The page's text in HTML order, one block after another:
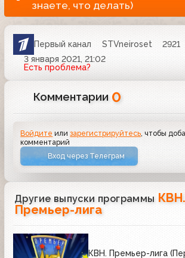
знаете, что делать)
Первый канал STVneiroset
2921
3 января 2021, 21:02
Есть проблема?
Комментарии 0
Войдите илизарегистрируйтесь , чтобы
комментарий
Вход через Телеграм
Другие выпуски программы КВН.
Премьер-лига
КВН. Премьер-лига